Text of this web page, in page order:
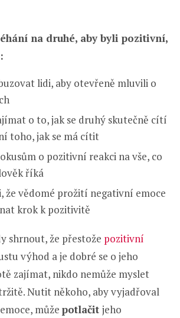
na druhé, aby byli pozitivní,
lidi, aby otevřeně mluvili o
o to, jak se druhý skutečně cítí
toho, jak se má cítit
o pozitivní reakci na vše, co
říká
že vědomé prožití negativní emoce
krok k pozitivitě
shrnout, že přestože pozitivní
výhod a je dobré se o jeho
zajímat, nikdo nemůže myslet
Nutit někoho, aby vyjadřoval
může potlačit jeho